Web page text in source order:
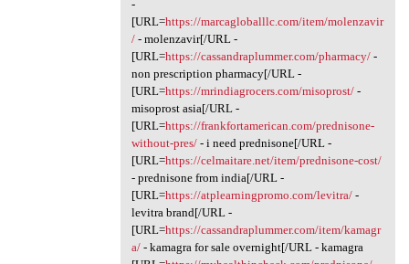
-
[URL=https://marcagloballlc.com/item/molenzavir
/- molenzavir[/URL -
[URL=https://cassandraplummer.com/pharmacy/-
non prescription pharmacy[/URL -
[URL=https://mrindiagrocers.com/misoprost/-
misoprost asia[/URL -
[URL=https://frankfortamerican.com/prednisone-
without-pres/- i need prednisone[/URL -
[URL=https://celmaitare.net/item/prednisone-cost/
- prednisone from india[/URL -
[URL=https://atplearningpromo.com/levitra/-
levitra brand[/URL -
[URL=https://cassandraplummer.com/item/kamagr
a/- kamagra for sale overnight[/URL - kamagra